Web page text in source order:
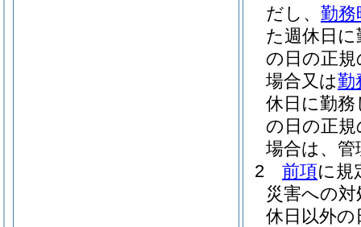
だし、 勤務
た週休日
の日の正
場合又は勤
休日に勤
の日の正
場合は、管
2
前項に規
災害への
休日以外